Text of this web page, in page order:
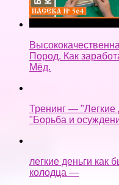
Пород. Как
Мёд.
Тренинг —
"Борьба и
легкие деньги как
колодца —